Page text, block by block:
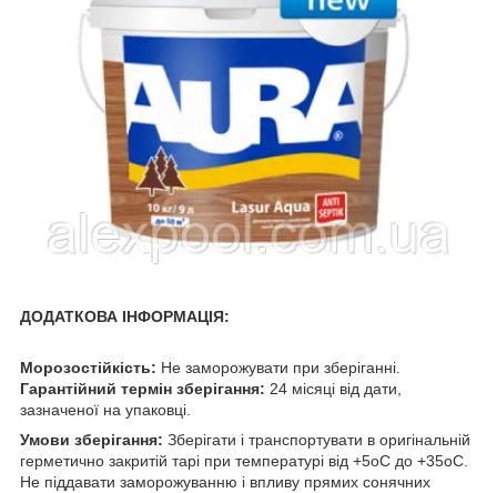
ДОДАТКОВА ІНФОРМАЦІЯ:
Морозостійкість: Не заморожувати при зберіганні.
Гарантійний термін зберігання: 24 місяці від дати,
зазначеної на упаковці.
Умови зберігання: Зберігати і транспортувати в оригінальній
герметично закритій тарі при температурі від +5оС до +35оС.
Не піддавати заморожуванню і впливу прямих сонячних